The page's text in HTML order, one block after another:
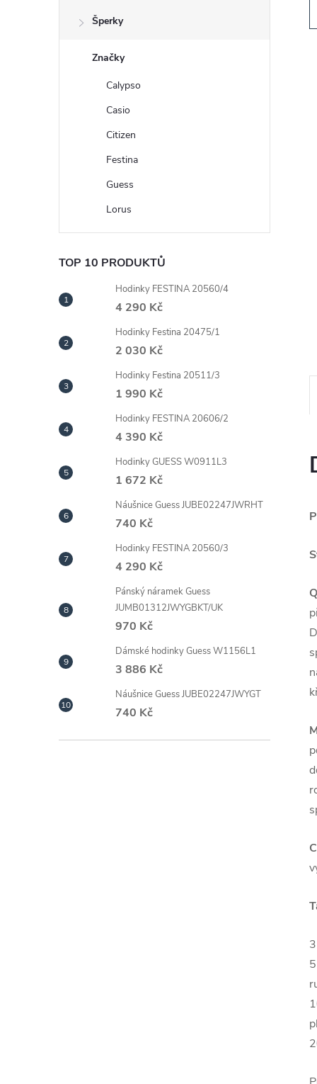
Šperky
Značky
Calypso
Casio
Citizen
Festina
Guess
Lorus
TOP 10 PRODUKTŮ
Hodinky FESTINA 20560/4
4 290 Kč
Hodinky Festina 20475/1
2 030 Kč
Hodinky Festina 20511/3
1 990 Kč
Hodinky FESTINA 20606/2
4 390 Kč
Hodinky GUESS W0911L3
1 672 Kč
Náušnice Guess JUBE02247JWRHT
740 Kč
Hodinky FESTINA 20560/3
4 290 Kč
Pánský náramek Guess
JUMB01312JWYGBKT/UK
970 Kč
Dámské hodinky Guess W1156L1
3 886 Kč
Náušnice Guess JUBE02247JWYGT
740 Kč